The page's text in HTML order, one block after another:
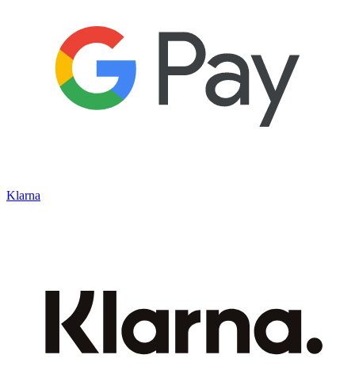
Klarna